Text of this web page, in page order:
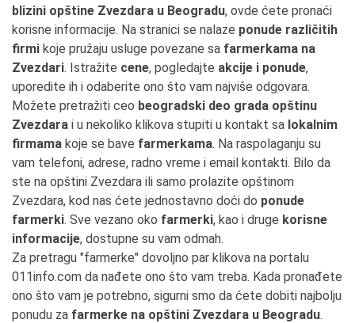
blizini opštine Zvezdara u Beogradu, ovde ćete pronaći
korisne informacije. Na stranici se nalaze ponude različitih
firmi koje pružaju usluge povezane sa farmerkama na
Zvezdari. Istražite cene, pogledajte akcije i ponude,
uporedite ih i odaberite ono što vam najviše odgovara.
Možete pretražiti ceo beogradski deo grada opštinu
Zvezdara i u nekoliko klikova stupiti u kontakt sa lokalnim
firmama koje se bave farmerkama. Na raspolaganju su
vam telefoni, adrese, radno vreme i email kontakti. Bilo da
ste na opštini Zvezdara ili samo prolazite opštinom
Zvezdara, kod nas ćete jednostavno doći do ponude
farmerki. Sve vezano oko farmerki, kao i druge korisne
informacije, dostupne su vam odmah.
Za pretragu "farmerke" dovoljno par klikova na portalu
011info.com da nađete ono što vam treba. Kada pronađete
ono što vam je potrebno, sigurni smo da ćete dobiti najbolju
ponudu za farmerke na opštini Zvezdara u Beogradu.